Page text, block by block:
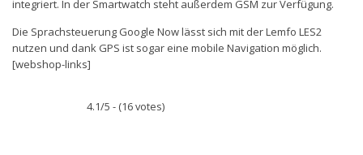
integriert. In der Smartwatch steht außerdem GSM zur Verfügung.
Die Sprachsteuerung Google Now lässt sich mit der Lemfo LES2
nutzen und dank GPS ist sogar eine mobile Navigation möglich.
[webshop-links]
4.1/5 - (16 votes)